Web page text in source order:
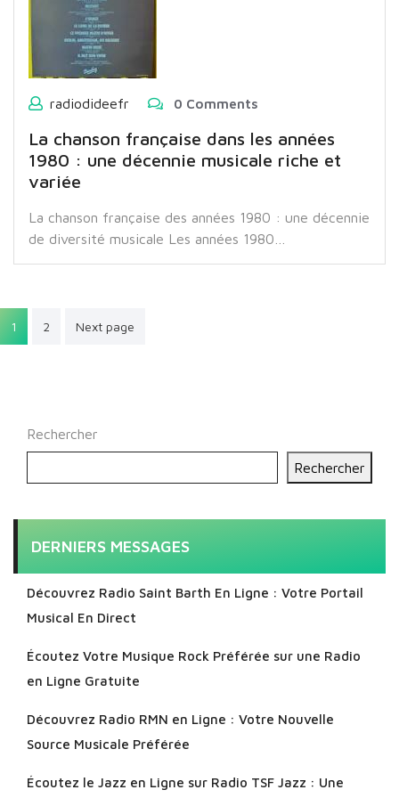
radiodideefr 0 Comments
La chanson française dans les années
1980 : une décennie musicale riche et
variée
La chanson française des années 1980 : une décennie
de diversité musicale Les années 1980…
Pagination
1 2 Next page
Rechercher
Rechercher
DERNIERS MESSAGES
Découvrez Radio Saint Barth En Ligne : Votre Portail
Musical En Direct
Écoutez Votre Musique Rock Préférée sur une Radio
en Ligne Gratuite
Découvrez Radio RMN en Ligne : Votre Nouvelle
Source Musicale Préférée
Écoutez le Jazz en Ligne sur Radio TSF Jazz : Une